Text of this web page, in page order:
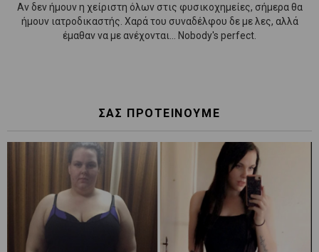
Αν δεν ήμουν η χείριστη όλων στις φυσικοχημείες, σήμερα θα
ήμουν ιατροδικαστής. Χαρά του συναδέλφου δε με λες, αλλά
έμαθαν να με ανέχονται... Nobody's perfect.
ΣΑΣ ΠΡΟΤΕΙΝΟΥΜΕ